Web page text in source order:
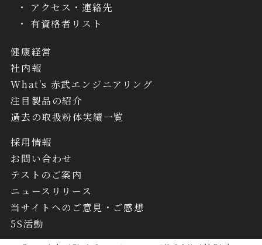
アクセス・連絡先
有資格者リスト
健康経営
社内報
What's 赤武エンジニアリング
注目製品の紹介
過去の取扱粉体実績一覧
採用情報
お問い合わせ
テストのご案内
ニュースリリース
当サイトへのご意見・ご感想
5S活動